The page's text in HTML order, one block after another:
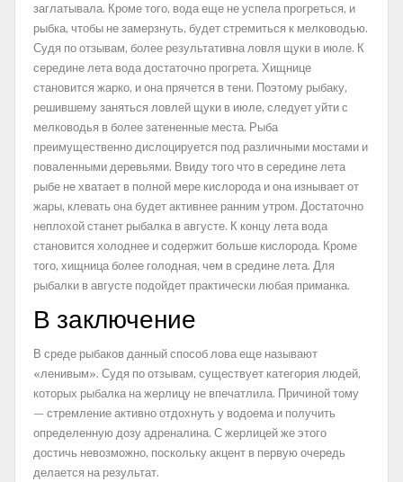
заглатывала. Кроме того, вода еще не успела прогреться, и
рыбка, чтобы не замерзнуть, будет стремиться к мелководью.
Судя по отзывам, более результативна ловля щуки в июле. К
середине лета вода достаточно прогрета. Хищнице
становится жарко, и она прячется в тени. Поэтому рыбаку,
решившему заняться ловлей щуки в июле, следует уйти с
мелководья в более затененные места. Рыба
преимущественно дислоцируется под различными мостами и
поваленными деревьями. Ввиду того что в середине лета
рыбе не хватает в полной мере кислорода и она изнывает от
жары, клевать она будет активнее ранним утром. Достаточно
неплохой станет рыбалка в августе. К концу лета вода
становится холоднее и содержит больше кислорода. Кроме
того, хищница более голодная, чем в средине лета. Для
рыбалки в августе подойдет практически любая приманка.
В заключение
В среде рыбаков данный способ лова еще называют
«ленивым». Судя по отзывам, существует категория людей,
которых рыбалка на жерлицу не впечатлила. Причиной тому
— стремление активно отдохнуть у водоема и получить
определенную дозу адреналина. С жерлицей же этого
достичь невозможно, поскольку акцент в первую очередь
делается на результат.